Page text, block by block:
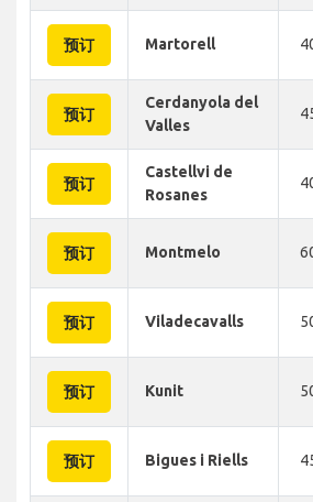
预订 Martorell
预订
Cerdanyola del
Valles
预订
Castellvi de
Rosanes
预订 Montmelo
预订 Viladecavalls
预订 Kunit
预订 Bigues i Riells